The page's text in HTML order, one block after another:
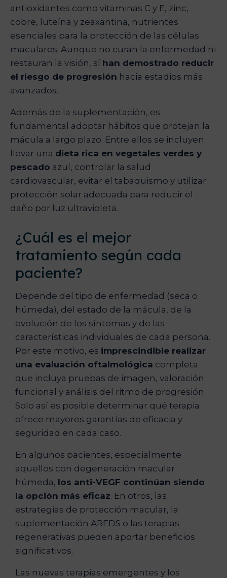
antioxidantes como vitaminas C y E, zinc,
cobre, luteína y zeaxantina, nutrientes
esenciales para la protección de las células
maculares. Aunque no curan la enfermedad ni
restauran la visión, sí han demostrado reducir
el riesgo de progresión hacia estadios más
avanzados.
Además de la suplementación, es
fundamental adoptar hábitos que protejan la
mácula a largo plazo. Entre ellos se incluyen
llevar una dieta rica en vegetales verdes y
pescado azul, controlar la salud
cardiovascular, evitar el tabaquismo y utilizar
protección solar adecuada para reducir el
daño por luz ultravioleta.
¿Cuál es el mejor
tratamiento según cada
paciente?
Depende del tipo de enfermedad (seca o
húmeda), del estado de la mácula, de la
evolución de los síntomas y de las
características individuales de cada persona.
Por este motivo, es imprescindible realizar
una evaluación oftalmológica completa
que incluya pruebas de imagen, valoración
funcional y análisis del ritmo de progresión.
Solo así es posible determinar qué terapia
ofrece mayores garantías de eficacia y
seguridad en cada caso.
En algunos pacientes, especialmente
aquellos con degeneración macular
húmeda, los anti-VEGF continúan siendo
la opción más eficaz. En otros, las
estrategias de protección macular, la
suplementación AREDS o las terapias
regenerativas pueden aportar beneficios
significativos.
Las nuevas terapias emergentes y los